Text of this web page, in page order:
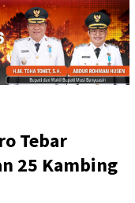
Tebar
25 Kambing